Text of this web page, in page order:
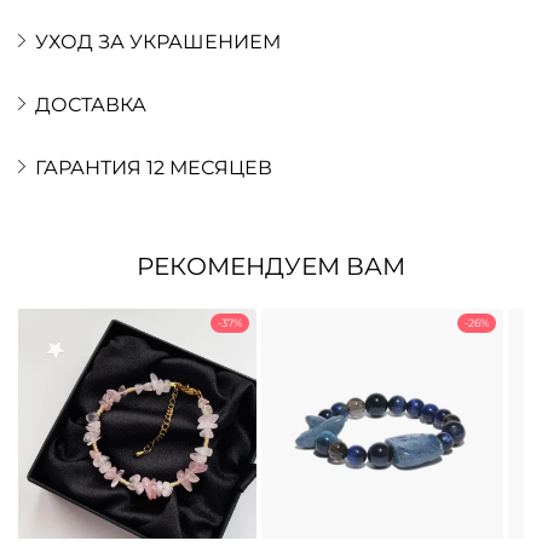
УХОД ЗА УКРАШЕНИЕМ
ДОСТАВКА
ГАРАНТИЯ 12 МЕСЯЦЕВ
РЕКОМЕНДУЕМ ВАМ
-37% -26%